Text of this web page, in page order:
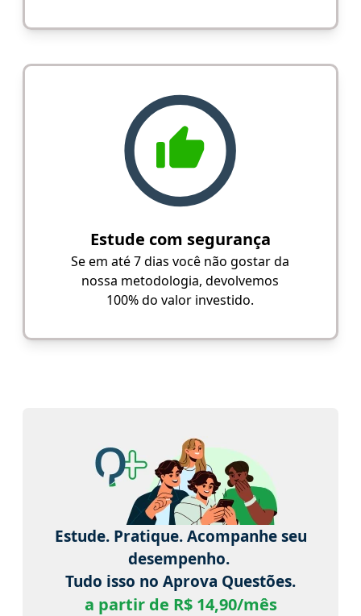
Estude com segurança
Se em até 7 dias você não gostar da
nossa metodologia, devolvemos
100% do valor investido.
Estude. Pratique. Acompanhe seu
desempenho.
Tudo isso no Aprova Questões.
a partir de R$ 14,90/mês